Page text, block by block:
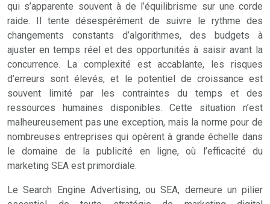
qui s’apparente souvent à de l’équilibrisme sur une corde
raide. Il tente désespérément de suivre le rythme des
changements constants d’algorithmes, des budgets à
ajuster en temps réel et des opportunités à saisir avant la
concurrence. La complexité est accablante, les risques
d’erreurs sont élevés, et le potentiel de croissance est
souvent limité par les contraintes du temps et des
ressources humaines disponibles. Cette situation n’est
malheureusement pas une exception, mais la norme pour de
nombreuses entreprises qui opèrent à grande échelle dans
le domaine de la publicité en ligne, où l’efficacité du
marketing SEA est primordiale.
Le Search Engine Advertising, ou SEA, demeure un pilier